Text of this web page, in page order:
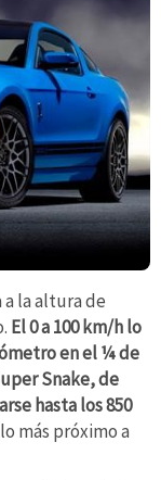
la altura de
El 0 a 100 km/h lo
en el ¼ de
Snake, de
hasta los 850
más próximo a